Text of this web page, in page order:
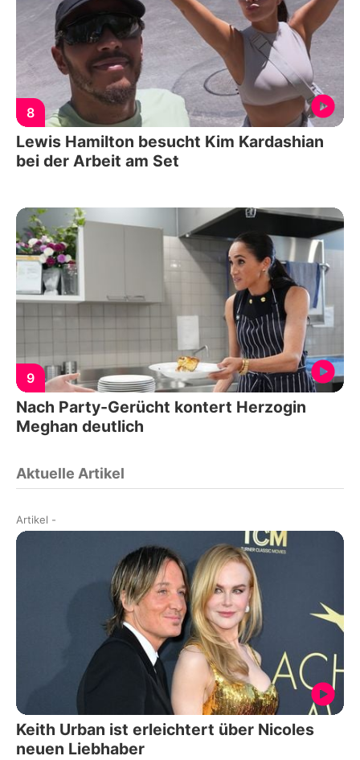
8
Lewis Hamilton besucht Kim Kardashian
bei der Arbeit am Set
9
Nach Party-Gerücht kontert Herzogin
Meghan deutlich
Aktuelle Artikel
Artikel -
Keith Urban ist erleichtert über Nicoles
neuen Liebhaber